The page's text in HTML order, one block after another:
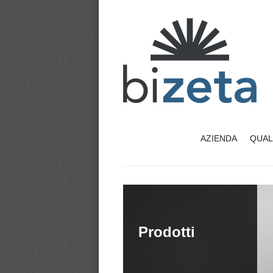
AZIENDA
Prodotti